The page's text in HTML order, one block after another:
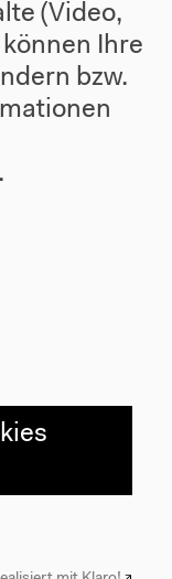
der
Half-
Age
(Video,
Ihre
bzw.
.